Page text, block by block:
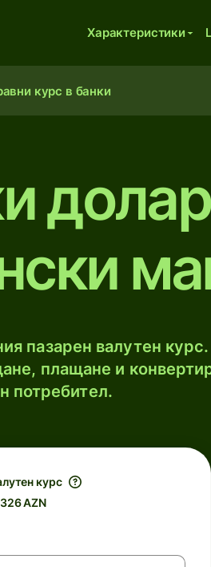
Характеристики
курс в банки
пазарен валутен
плащане и
потребител.
курс
AZN